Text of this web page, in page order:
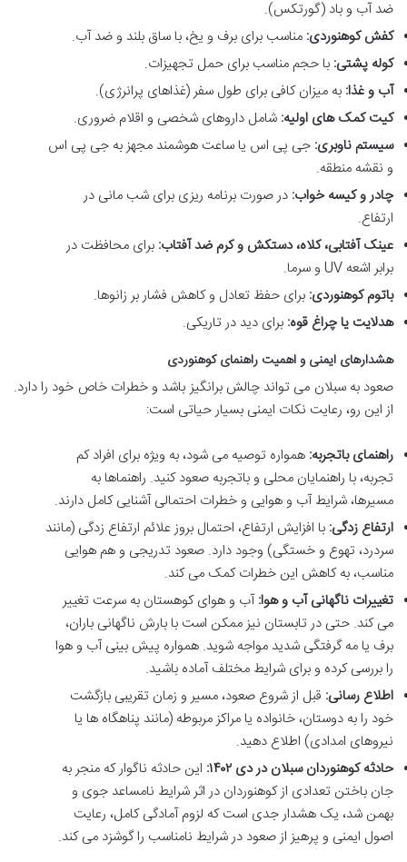
ضد آب و باد (گورتکس).
کفش کوهنوردی: مناسب برای برف و یخ، با ساق بلند و ضد آب.
کوله پشتی: با حجم مناسب برای حمل تجهیزات.
آب و غذا: به میزان کافی برای طول سفر (غذاهای پرانرژی).
کیت کمک های اولیه: شامل داروهای شخصی و اقلام ضروری.
سیستم ناوبری: جی پی اس یا ساعت هوشمند مجهز به جی پی اس
و نقشه منطقه.
چادر و کیسه خواب: در صورت برنامه ریزی برای شب مانی در
ارتفاع.
عینک آفتابی، کلاه، دستکش و کرم ضد آفتاب: برای محافظت در
برابر اشعه UV و سرما.
باتوم کوهنوردی: برای حفظ تعادل و کاهش فشار بر زانوها.
هدلایت یا چراغ قوه: برای دید در تاریکی.
هشدارهای ایمنی و اهمیت راهنمای کوهنوردی
صعود به سبلان می تواند چالش برانگیز باشد و خطرات خاص خود را دارد.
از این رو، رعایت نکات ایمنی بسیار حیاتی است:
راهنمای باتجربه: همواره توصیه می شود، به ویژه برای افراد کم
تجربه، با راهنمایان محلی و باتجربه صعود کنید. راهنماها به
مسیرها، شرایط آب و هوایی و خطرات احتمالی آشنایی کامل دارند.
ارتفاع زدگی: با افزایش ارتفاع، احتمال بروز علائم ارتفاع زدگی (مانند
سردرد، تهوع و خستگی) وجود دارد. صعود تدریجی و هم هوایی
مناسب، به کاهش این خطرات کمک می کند.
تغییرات ناگهانی آب و هوا:آب و هوای کوهستان به سرعت تغییر
می کند. حتی در تابستان نیز ممکن است با بارش ناگهانی باران،
برف یا مه گرفتگی شدید مواجه شوید. همواره پیش بینی آب و هوا
را بررسی کرده و برای شرایط مختلف آماده باشید.
اطلاع رسانی: قبل از شروع صعود، مسیر و زمان تقریبی بازگشت
خود را به دوستان، خانواده یا مراکز مربوطه (مانند پناهگاه ها یا
نیروهای امدادی) اطلاع دهید.
حادثه کوهنوردان سبلان در دی ۱۴۰۲:
این حادثه ناگوار که منجر به
جان باختن تعدادی از کوهنوردان در اثر شرایط نامساعد جوی و
بهمن شد، یک هشدار جدی است که لزوم آمادگی کامل، رعایت
اصول ایمنی و پرهیز از صعود در شرایط نامناسب را گوشزد می کند.